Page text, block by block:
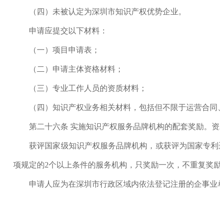
（四）未被认定为深圳市知识产权优势企业。
申请应提交以下材料：
（一）项目申请表；
（二）申请主体资格材料；
（三）专业工作人员的资质材料；
（四）知识产权业务相关材料，包括但不限于运营合同
第二十六条 实施知识产权服务品牌机构的配套奖励。资
获评国家级知识产权服务品牌机构，或获评为国家专利
项规定的2个以上条件的服务机构，只奖励一次，不重复奖
申请人应为在深圳市行政区域内依法登记注册的企事业